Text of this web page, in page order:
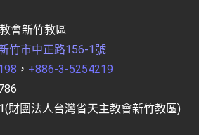
會新竹教區
竹市中正路156-1號
， +886-3-5254219
財團法人台灣省天主教會新竹教區)